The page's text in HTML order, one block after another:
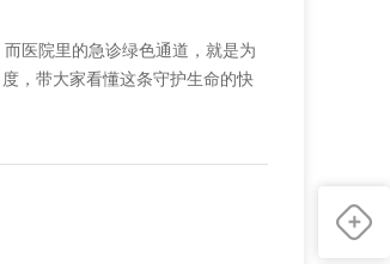
医院里的急诊绿色通道，就是为
，带大家看懂这条守护生命的快